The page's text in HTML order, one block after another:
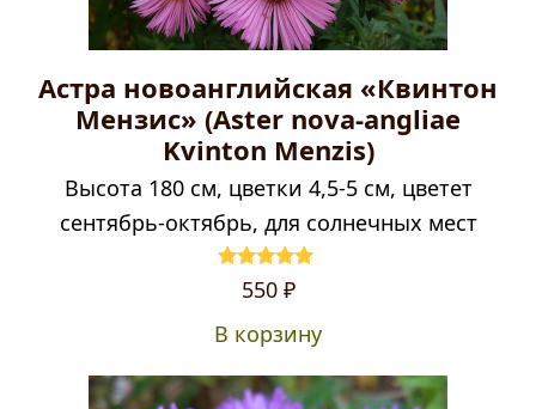
Астра новоанглийская «Квинтон
Мензис» (Aster nova-angliae
Kvinton Menzis)
Высота 180 см, цветки 4,5-5 см, цветет
сентябрь-октябрь, для солнечных мест
Оценка 5.00
из 5
550 ₽
В корзину